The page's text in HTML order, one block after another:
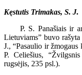
Kęstutis Trimakas, S. J.
P. S. Panašiais ir
Lietuviams” buvo
J., “Pasaulio ir žmogaus
P. Celiešius,
rugsėjis, 235 psl.).